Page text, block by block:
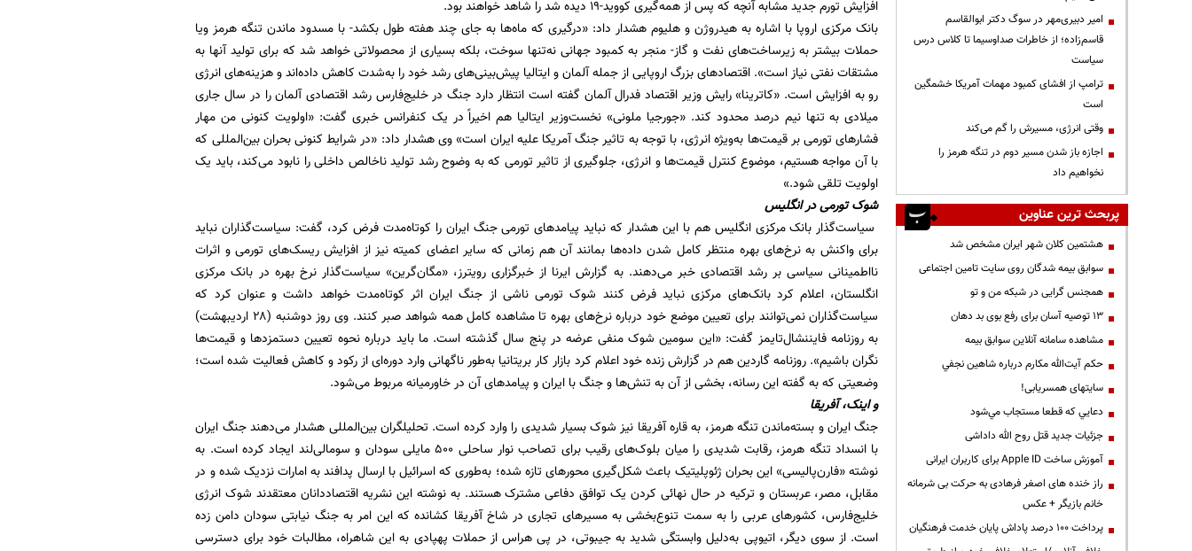
افزایش تورم جدید مشابه آنچه که پس از همه‌گیری کووید-۱۹ دیده شد را شاهد خواهند بود.
بانک مرکزی اروپا با اشاره به هیدروژن و هلیوم هشدار داد: «درگیری که ماه‌ها به جای چند هفته طول بکشد- با مسدود ماندن تنگه هرمز ویا
حملات بیشتر به زیرساخت‌های نفت و گاز- منجر به کمبود جهانی نه‌تنها سوخت، بلکه بسیاری از محصولاتی خواهد شد که برای تولید آنها به
مشتقات نفتی نیاز است». اقتصادهای بزرگ اروپایی از جمله آلمان و ایتالیا پیش‌بینی‌های رشد خود را به‌شدت کاهش داده‌اند و هزینه‌های انرژی
رو به افزایش است. «کاترینا» رایش وزیر اقتصاد فدرال آلمان گفته است انتظار دارد جنگ در خلیج‌فارس رشد اقتصادی آلمان را در سال جاری
میلادی به تنها نیم درصد محدود کند. «جورجیا ملونی» نخست‌وزیر ایتالیا هم اخیراً در یک کنفرانس خبری گفت: «اولویت کنونی من مهار
فشارهای تورمی بر قیمت‌ها به‌ویژه انرژی، با توجه به تاثیر جنگ آمریکا علیه ایران است» وی هشدار داد: «در شرایط کنونی بحران بین‌المللی که
با آن مواجه هستیم، موضوع کنترل قیمت‌ها و انرژی، جلوگیری از تاثیر تورمی که به وضوح رشد تولید ناخالص داخلی را نابود می‌کند، باید یک
اولویت تلقی شود.»
شوک تورمی در انگلیس
سیاست‌گذار بانک مرکزی انگلیس هم با این هشدار که نباید پیامدهای تورمی جنگ ایران را کوتاه‌مدت فرض کرد، گفت: سیاست‌گذاران نباید
برای واکنش به نرخ‌های بهره منتظر کامل شدن داده‌ها بمانند آن هم زمانی که سایر اعضای کمیته نیز از افزایش ریسک‌های تورمی و اثرات
نااطمینانی سیاسی بر رشد اقتصادی خبر می‌دهند. به گزارش ایرنا از خبرگزاری رویترز، «مگان‌گرین» سیاست‌گذار نرخ بهره در بانک مرکزی
انگلستان، اعلام کرد بانک‌های مرکزی نباید فرض کنند شوک تورمی ناشی از جنگ ایران اثر کوتاه‌مدت خواهد داشت و عنوان کرد که
سیاست‌گذاران نمی‌توانند برای تعیین موضع خود درباره نرخ‌های بهره تا مشاهده کامل همه شواهد صبر کنند. وی روز دوشنبه (۲۸ اردیبهشت)
به روزنامه فایننشال‌تایمز گفت: «این سومین شوک منفی عرضه در پنج سال گذشته است. ما باید درباره نحوه تعیین دستمزدها و قیمت‌ها
نگران باشیم». روزنامه گاردین هم در گزارش زنده خود اعلام کرد بازار کار بریتانیا به‌طور ناگهانی وارد دوره‌ای از رکود و کاهش فعالیت شده است؛
وضعیتی که به گفته این رسانه، بخشی از آن به تنش‌ها و جنگ با ایران و پیامدهای آن در خاورمیانه مربوط می‌شود.
و اینک، آفریقا
جنگ ایران و بسته‌ماندن تنگه هرمز، به قاره آفریقا نیز شوک بسیار شدیدی را وارد کرده است. تحلیلگران بین‌المللی هشدار می‌دهند جنگ ایران
با انسداد تنگه هرمز، رقابت شدیدی را میان بلوک‌های رقیب برای تصاحب نوار ساحلی ۵۰۰ مایلی سودان و سومالی‌لند ایجاد کرده است. به
نوشته «فارن‌پالیسی» این بحران ژئوپلیتیک باعث شکل‌گیری محورهای تازه شده؛ به‌طوری که اسرائیل با ارسال پدافند به امارات نزدیک شده و در
مقابل، مصر، عربستان و ترکیه در حال نهائی کردن یک توافق دفاعی مشترک هستند. به نوشته این نشریه اقتصاددانان معتقدند شوک انرژی
خلیج‌فارس، کشورهای عربی را به سمت تنوع‌بخشی به مسیرهای تجاری در شاخ آفریقا کشانده که این امر به جنگ نیابتی سودان دامن زده
است. از سوی دیگر، اتیوپی به‌دلیل وابستگی شدید به جیبوتی، در پی هراس از حملات پهپادی به این شاهراه، مطالبات خود برای دسترسی
امیر دبیری‌مهر در سوگ دکتر ابوالقاسم
قاسم‌زاده؛ از خاطرات صداوسیما تا کلاس درس
سیاست
ترامپ از افشای کمبود مهمات آمریکا خشمگین
است
وقتی انرژی، مسیرش را گم می‌کند
اجازه باز شدن مسیر دوم در تنگه هرمز را
نخواهیم داد
پربحث ترین عناوین
هشتمین کلان شهر ایران مشخص شد
سوابق بیمه شدگان روی سایت تامین اجتماعی
همجنس گرایی در شبکه من و تو
13 توصیه آسان برای رفع بوی بد دهان
مشاهده سامانه آنلاين سوابق بیمه
حكم آيت‌الله مكارم درباره شاهين نجفي
سایتهای همسریابی!
دعايي كه قطعا مستجاب مي‌شود
جزئیات جدید قتل روح الله داداشی
آموزش ساخت Apple ID برای کاربران ایرانی
راز خنده های اصغر فرهادی به حرکت بی شرمانه
خانم بازیگر + عکس
پرداخت ۱۰۰ درصد پاداش پایان خدمت فرهنگیان